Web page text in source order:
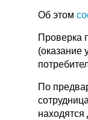
Об этом
Проверка
(оказание
По